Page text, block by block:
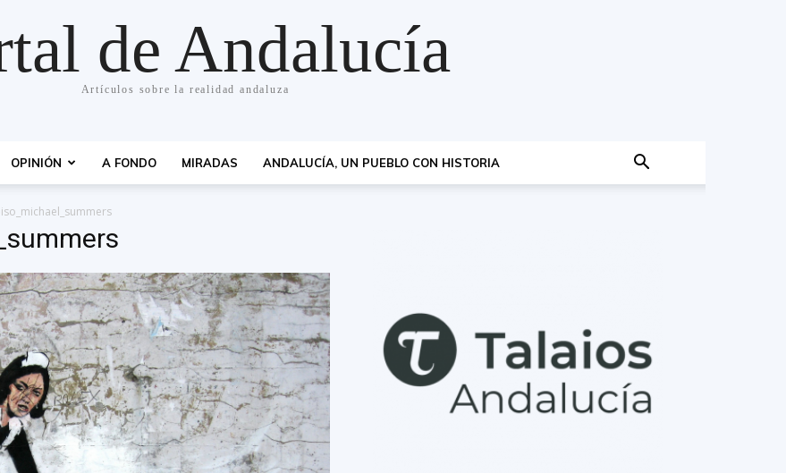
de Andalucía
Artículos sobre la realidad andaluza
OPINIÓN A FONDO MIRADAS ANDALUCÍA, UN PUEBLO CON HISTORIA